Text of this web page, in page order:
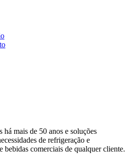
mais de 50 anos e soluções
de refrigeração e
bebidas comerciais de qualquer cliente.